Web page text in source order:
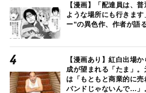
【漫画】「配達員は、
ような場所にも行きま
ー”の異色作、作者が語
【漫画あり】紅白出場
成が望まれる「たま」。
は「もともと商業的に
バンドじゃないんで…」